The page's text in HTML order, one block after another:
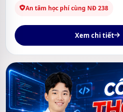
An tâm học phí cùng NĐ 238
Xem chi tiết